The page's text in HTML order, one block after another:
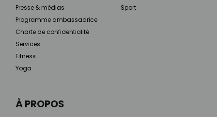
À PROPOS
Presse & médias
Programme ambassadrice
Charte de confidentialité
Services
Fitness
Yoga
Sport